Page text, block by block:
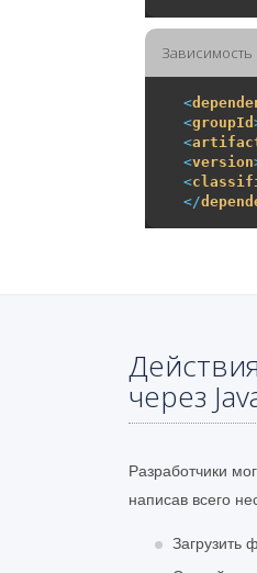
Зависимость
<
<groupId
<
<version
<
</
через
Разработчики
написав всего
Загрузить